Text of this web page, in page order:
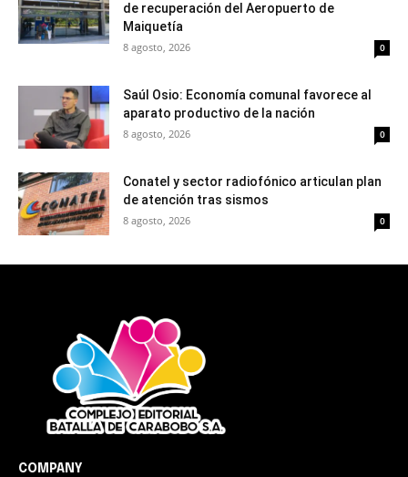
de recuperación del Aeropuerto de
Maiquetía
8 agosto, 2026 0
Saúl Osio: Economía comunal favorece al
aparato productivo de la nación
8 agosto, 2026 0
Conatel y sector radiofónico articulan plan
de atención tras sismos
8 agosto, 2026 0
COMPANY